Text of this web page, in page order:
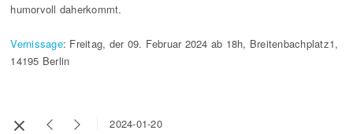
humorvoll daherkommt.
Vernissage: Freitag, der 09. Februar 2024 ab 18h, Breitenbachplatz1,
14195 Berlin
2024-01-20